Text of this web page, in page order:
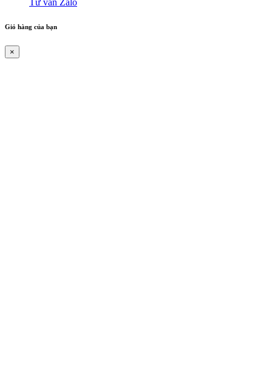
Tư vấn Zalo
Giỏ hàng của bạn
×